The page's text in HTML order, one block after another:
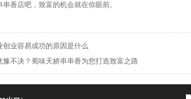
香店吧，致富的机会就在你眼前。
创业容易成功的原因是什么
豫不决？蜀味天娇串串香为您打造致富之路